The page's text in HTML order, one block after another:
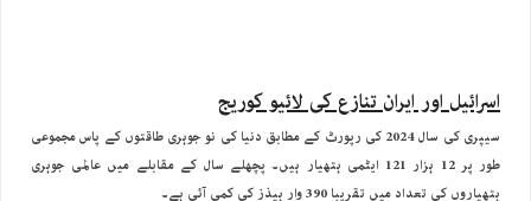
اسرائیل اور ایران تنازع کی لائیو کوریج
سیپری کی سال 2024 کی رپورٹ کے مطابق دنیا کی نو جوہری طاقتوں کے پاس مجموعی
طور پر 12 ہزار 121 ایٹمی ہتھیار ہیں۔ پچھلے سال کے مقابلے میں عالمی جوہری
ہتھیاروں کی تعداد میں تقریبا 390 وار ہیذز کی کمی آئی ہے۔